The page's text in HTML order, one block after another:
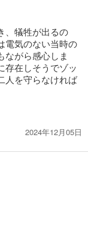
試し読み
、犠牲が出るの
電気のない当時の
ながら感心しま
存在しそうでゾッ
人を守らなければ
2024年12月05日